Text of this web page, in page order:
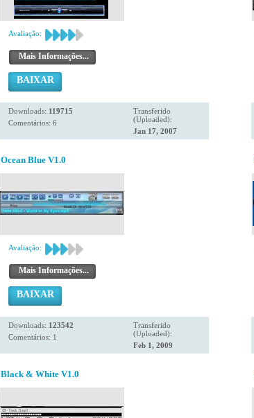
Avaliação:
Mais Informações...
BAIXAR
Downloads: 119715
Comentários: 6
Transferido
(Uploaded):
Jan 17, 2007
Ocean Blue V1.0
Avaliação:
Mais Informações...
BAIXAR
Downloads: 123542
Comentários: 1
Transferido
(Uploaded):
Feb 1, 2009
Black & White V1.0